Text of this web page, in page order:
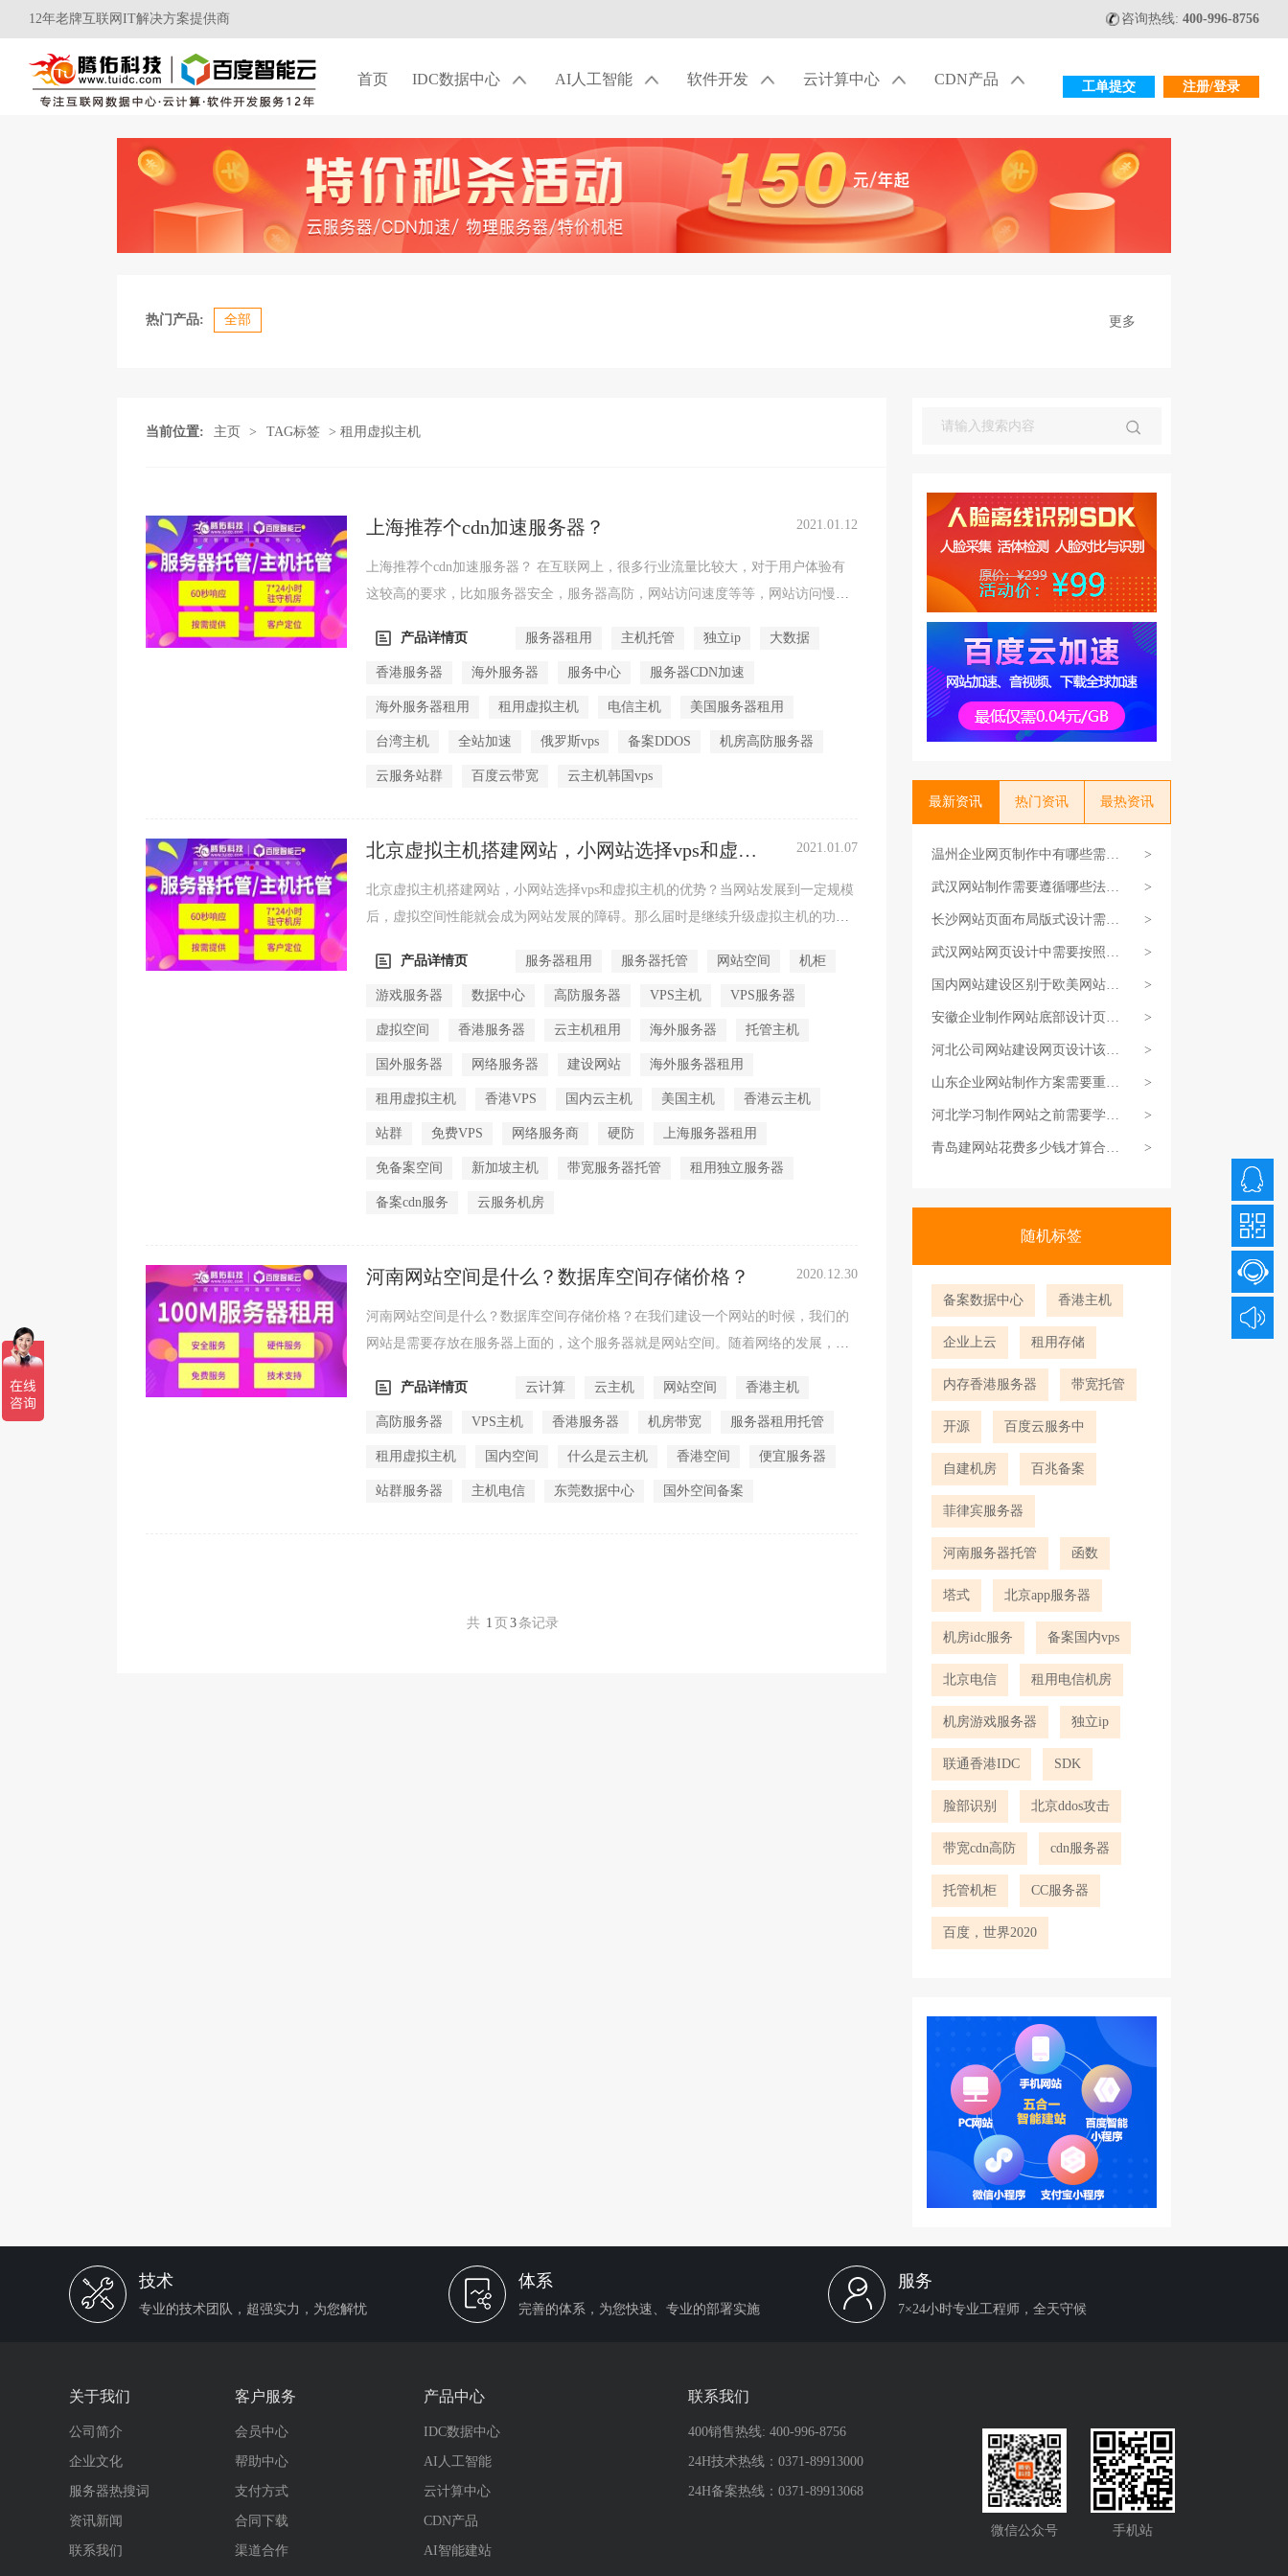
12年老牌互联网IT解决方案提供商 咨询热线: 400-996-8756
首页 IDC数据中心 AI人工智能 软件开发 云计算中心 CDN产品 工单提交 注册/登录
热门产品: 全部 更多
最新资讯 热门资讯 最热资讯
温州企业网页制作中有哪些需要
灵活掌握
>
武汉网站制作需要遵循哪些法则
能让网站
>
长沙网站页面布局版式设计需要
遵循哪些
>
武汉网站网页设计中需要按照什
么思路执
>
国内网站建设区别于欧美网站建
设的原因
>
安徽企业制作网站底部设计页面
过程中需
>
河北公司网站建设网页设计该怎
么做好页
>
山东企业网站制作方案需要重点
考虑哪几
>
河北学习制作网站之前需要学习
哪些建网
>
青岛建网站花费多少钱才算合情
>
随机标签
备案数据中心 香港主机
企业上云 租用存储
内存香港服务器 带宽托管
开源 百度云服务中
自建机房 百兆备案
菲律宾服务器
河南服务器托管 函数
塔式 北京app服务器
机房idc服务 备案国内vps
北京电信 租用电信机房
机房游戏服务器 独立ip
联通香港IDC SDK
脸部识别 北京ddos攻击
带宽cdn高防 cdn服务器
托管机柜 CC服务器
百度，世界2020
当前位置: 主页 > TAG标签 > 租用虚拟主机
上海推荐个cdn加速服务器？ 2021.01.12
上海推荐个cdn加速服务器？ 在互联网上，很多行业流量比较大，对于用户体验有
这较高的要求，比如服务器安全，服务器高防，网站访问速度等等，网站访问慢怎
产品详情页
服务器租用 主机托管 独立ip 大数据
香港服务器 海外服务器 服务中心 服务器CDN加速
海外服务器租用 租用虚拟主机 电信主机 美国服务器租用
台湾主机 全站加速 俄罗斯vps 备案DDOS 机房高防服务器
云服务站群 百度云带宽 云主机韩国vps
北京虚拟主机搭建网站，小网站选择vps和虚拟
2021.01.07
北京虚拟主机搭建网站，小网站选择vps和虚拟主机的优势？当网站发展到一定规模
后，虚拟空间性能就会成为网站发展的障碍。那么届时是继续升级虚拟主机的功能
产品详情页
服务器租用 服务器托管 网站空间 机柜
游戏服务器 数据中心 高防服务器 VPS主机 VPS服务器
虚拟空间 香港服务器 云主机租用 海外服务器 托管主机
国外服务器 网络服务器 建设网站 海外服务器租用
租用虚拟主机 香港VPS 国内云主机 美国主机 香港云主机
站群 免费VPS 网络服务商 硬防 上海服务器租用
免备案空间 新加坡主机 带宽服务器托管 租用独立服务器
备案cdn服务 云服务机房
河南网站空间是什么？数据库空间存储价格？ 2020.12.30
河南网站空间是什么？数据库空间存储价格？在我们建设一个网站的时候，我们的
网站是需要存放在服务器上面的，这个服务器就是网站空间。随着网络的发展，现
产品详情页
云计算 云主机 网站空间 香港主机
高防服务器 VPS主机 香港服务器 机房带宽 服务器租用托管
租用虚拟主机 国内空间 什么是云主机 香港空间 便宜服务器
站群服务器 主机电信 东莞数据中心 国外空间备案
共 1 页 3 条记录
技术
专业的技术团队，超强实力，为您解忧
体系
完善的体系，为您快速、专业的部署实施
服务
7×24小时专业工程师，全天守候
关于我们
公司简介
企业文化
服务器热搜词
资讯新闻
联系我们
客户服务
会员中心
帮助中心
支付方式
合同下载
渠道合作
产品中心
IDC数据中心
AI人工智能
云计算中心
CDN产品
AI智能建站
联系我们
400销售热线: 400-996-8756
24H技术热线：0371-89913000
24H备案热线：0371-89913068
微信公众号 手机站